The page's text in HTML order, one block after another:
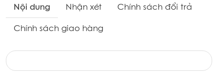
Nội dung Nhận xét
Chính sách đổi trả
Chính sách giao hàng